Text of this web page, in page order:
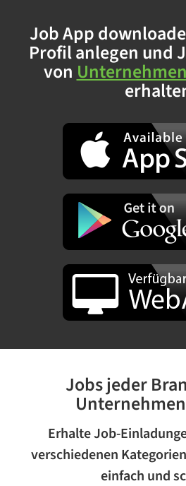
Job App
Profil anlegen und
von Unternehmen
Jobs jeder
Erhalte Job-
verschiedenen
einfach und